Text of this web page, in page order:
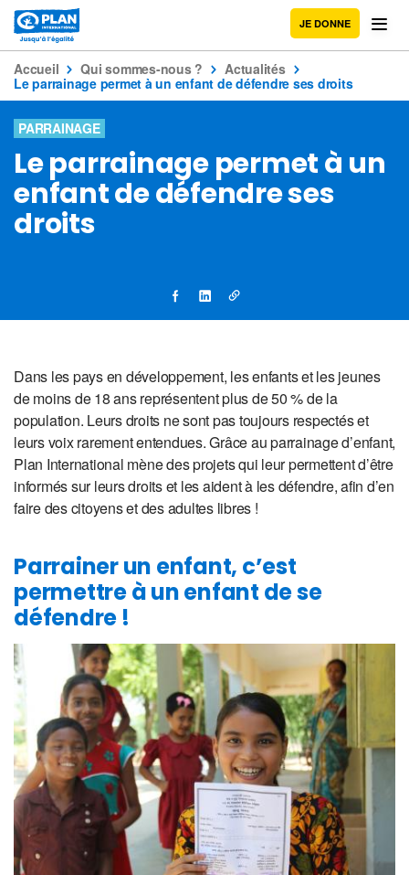
JE DONNE
Accueil Qui sommes-nous ?
Actualités
Le parrainage permet à un enfant de défendre ses droits
PARRAINAGE
Le parrainage permet à un
enfant de défendre ses
droits
Dans les pays en développement, les enfants et les jeunes
de moins de 18 ans représentent plus de 50 % de la
population. Leurs droits ne sont pas toujours respectés et
leurs voix rarement entendues. Grâce au parrainage d’enfant,
Plan International mène des projets qui leur permettent d’être
informés sur leurs droits et les aident à les défendre, afin d’en
faire des citoyens et des adultes libres !
Parrainer un enfant, c’est
permettre à un enfant de se
défendre !